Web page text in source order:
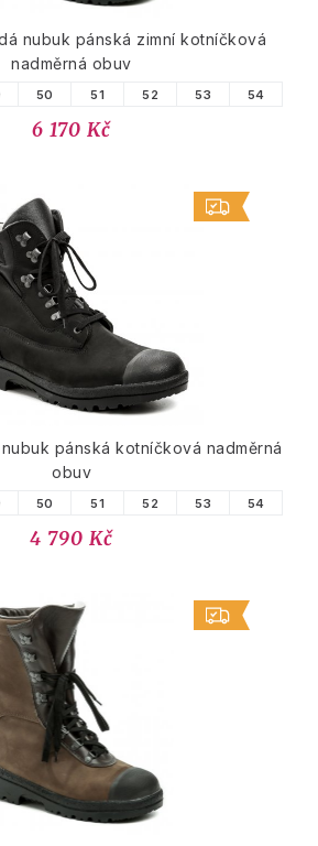
nubuk pánská zimní kotníčková
nadměrná obuv
50 51 52 53 54
6 170 Kč
pánská kotníčková nadměrná
obuv
50 51 52 53 54
4 790 Kč